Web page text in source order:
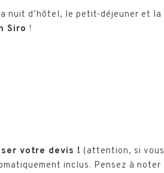
nuit d’hôtel, le petit-déjeuner et la
Siro !
votre devis ! (attention, si vous
inclus. Pensez à noter